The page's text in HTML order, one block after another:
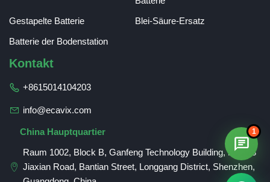
1
Gestapelte Batterie
Blei-Säure-Ersatz
Batterie der Bodenstation
Kontakt
+8615014104203
info@ecavix.com
China Hauptquartier
Raum 1002, Block B, Ganfeng Technology Building, Nr. 993
Jiaxian Road, Bantian Street, Longgang District, Shenzhen,
Russian